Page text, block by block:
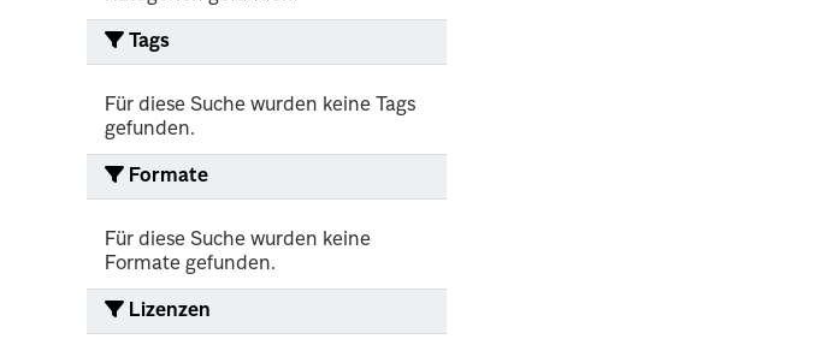
Tags
Für diese Suche wurden keine Tags
gefunden.
Formate
Für diese Suche wurden keine
Formate gefunden.
Lizenzen